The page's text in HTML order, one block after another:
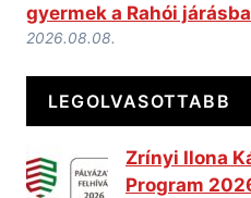
gyermek a Rahói
2026.08.08.
LEGOLVASOTTABB
Zrínyi Ilona
Program